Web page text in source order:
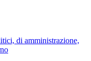
di amministrazione,